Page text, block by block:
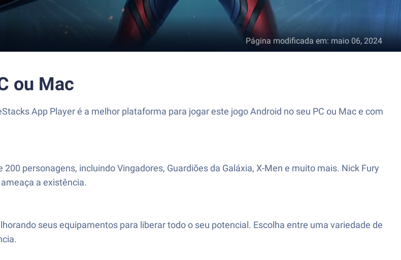
Página modificada em: maio 06, 2024
ou Mac
App Player é a melhor plataforma para jogar este jogo Android no seu PC ou Mac e com
personagens, incluindo Vingadores, Guardiões da Galáxia, X-Men e muito mais. Nick Fury
a existência.
seus equipamentos para liberar todo o seu potencial. Escolha entre uma variedade de